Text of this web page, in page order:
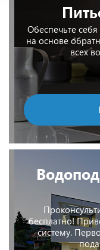
Обеспечьте
на основе
всех
бесплатно!
систему.